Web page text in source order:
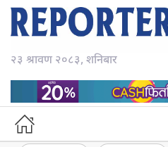
२३ श्रावण २०८३, शनिबार